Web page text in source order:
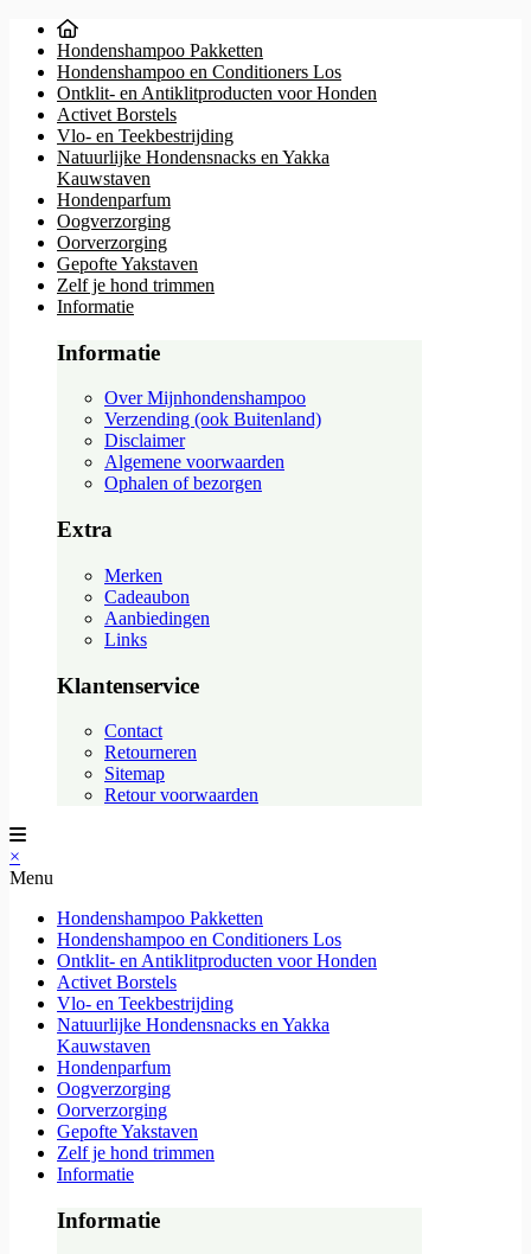
Hondenshampoo Pakketten
Hondenshampoo en Conditioners Los
Ontklit- en Antiklitproducten voor Honden
Activet Borstels
Vlo- en Teekbestrijding
Natuurlijke Hondensnacks en Yakka
Kauwstaven
Hondenparfum
Oogverzorging
Oorverzorging
Gepofte Yakstaven
Zelf je hond trimmen
Informatie
Informatie
Over Mijnhondenshampoo
Verzending (ook Buitenland)
Disclaimer
Algemene voorwaarden
Ophalen of bezorgen
Extra
Merken
Cadeaubon
Aanbiedingen
Links
Klantenservice
Contact
Retourneren
Sitemap
Retour voorwaarden
×
Menu
Hondenshampoo Pakketten
Hondenshampoo en Conditioners Los
Ontklit- en Antiklitproducten voor Honden
Activet Borstels
Vlo- en Teekbestrijding
Natuurlijke Hondensnacks en Yakka
Kauwstaven
Hondenparfum
Oogverzorging
Oorverzorging
Gepofte Yakstaven
Zelf je hond trimmen
Informatie
Informatie